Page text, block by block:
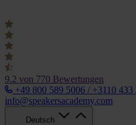
9.2 von 770 Bewertungen
+49 800 589 5006 / +3110 433
info@speakersacademy.com
Deutsch